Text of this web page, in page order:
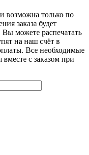
возможна только по
заказа будет
можете распечатать
на наш счёт в
Все необходимые
с заказом при